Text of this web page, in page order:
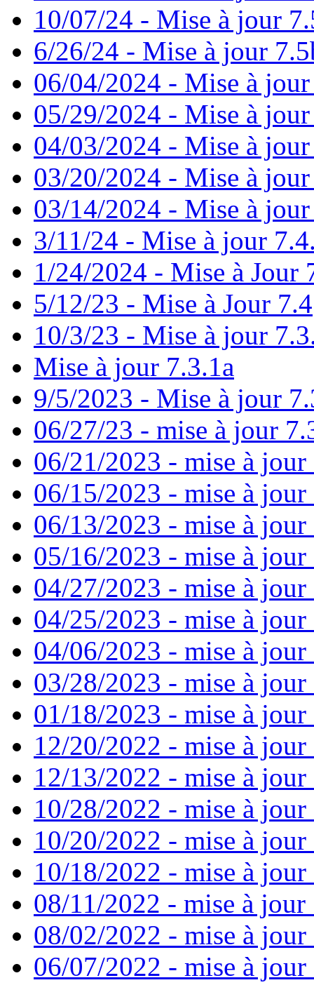
10/07/24 - Mise à jour
6/26/24 - Mise à jour
06/04/2024 - Mise à
05/29/2024 - Mise à
04/03/2024 - Mise à
03/20/2024 - Mise à
03/14/2024 - Mise à
3/11/24 - Mise à jour
1/24/2024 - Mise à Jour
5/12/23 - Mise à Jour 7.4
10/3/23 - Mise à jour
Mise à jour 7.3.1a
9/5/2023 - Mise à jour
06/27/23 - mise à jour
06/21/2023 - mise à jour
06/15/2023 - mise à jour
06/13/2023 - mise à
05/16/2023 - mise à jour
04/27/2023 - mise à jour
04/25/2023 - mise à jour
04/06/2023 - mise à jour
03/28/2023 - mise à jour
01/18/2023 - mise à jour
12/20/2022 - mise à jour
12/13/2022 - mise à
10/28/2022 - mise à jour
10/20/2022 - mise à jour
10/18/2022 - mise à jour
08/11/2022 - mise à jour
08/02/2022 - mise à
06/07/2022 - mise à jour